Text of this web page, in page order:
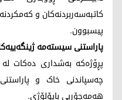
کاتبەسەربردنەکان و
پیسبوون.
پاراستنی سیستەمە
پڕۆژەکە بەشداری دەکات لە
چەسپاندنی خاک و
هەمەجۆریی بایۆلۆژی.